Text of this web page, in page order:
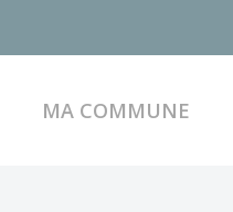
MA COMMUNE